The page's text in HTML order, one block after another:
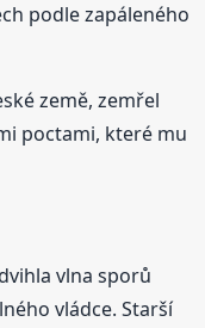
podle zapáleného
země, zemřel
poctami, které mu
vlna sporů
vládce. Starší